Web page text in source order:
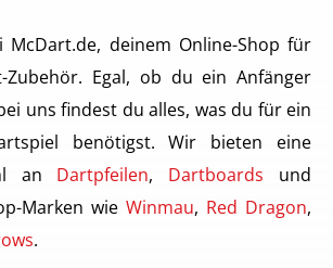
McDart.de, deinem Online-Shop für
Zubehör. Egal, ob du ein Anfänger
uns findest du alles, was du für ein
benötigst. Wir bieten eine
an Dartpfeilen, Dartboards und
Marken wie Winmau, Red Dragon,
.